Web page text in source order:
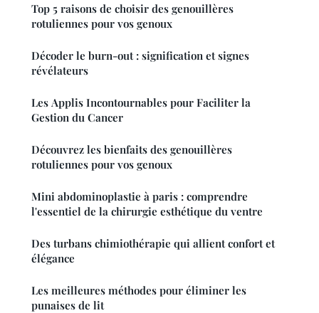
Top 5 raisons de choisir des genouillères
rotuliennes pour vos genoux
Décoder le burn-out : signification et signes
révélateurs
Les Applis Incontournables pour Faciliter la
Gestion du Cancer
Découvrez les bienfaits des genouillères
rotuliennes pour vos genoux
Mini abdominoplastie à paris : comprendre
l'essentiel de la chirurgie esthétique du ventre
Des turbans chimiothérapie qui allient confort et
élégance
Les meilleures méthodes pour éliminer les
punaises de lit